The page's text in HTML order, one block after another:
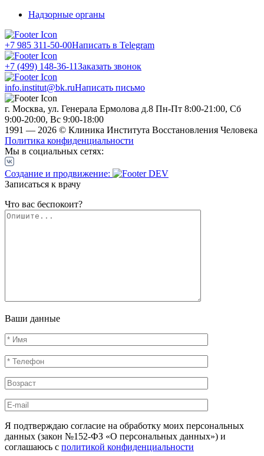
Надзорные органы
+7 985 311-50-00Написать в Telegram
+7 (499) 148-36-11Заказать звонок
info.institut@bk.ruНаписать письмо
г. Москва, ул. Генерала Ермолова д.8 Пн-Пт 8:00-21:00, Сб
9:00-20:00, Вс 9:00-18:00
1991 — 2026 © Клиника Института Восстановления Человека
Политика конфиденциальности
Мы в социальных сетях:
Создание и продвижение:
Записаться к врачу
Что вас беспокоит?
Ваши данные
Я подтверждаю согласие на обработку моих персональных
данных (закон №152-ФЗ «О персональных данных») и
соглашаюсь с политикой конфиденциальности